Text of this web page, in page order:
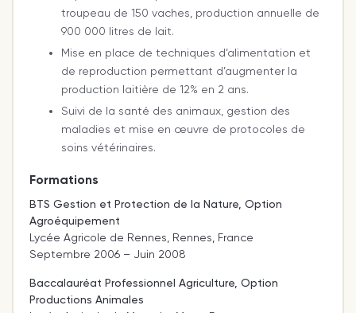
troupeau de 150 vaches, production annuelle de
900 000 litres de lait.
Mise en place de techniques d’alimentation et
de reproduction permettant d’augmenter la
production laitière de 12% en 2 ans.
Suivi de la santé des animaux, gestion des
maladies et mise en œuvre de protocoles de
soins vétérinaires.
Formations
BTS Gestion et Protection de la Nature, Option
Agroéquipement
Lycée Agricole de Rennes, Rennes, France
Septembre 2006 – Juin 2008
Baccalauréat Professionnel Agriculture, Option
Productions Animales